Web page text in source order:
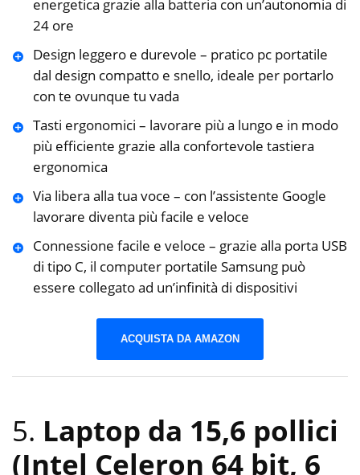
energetica grazie alla batteria con un’autonomia di
24 ore
Design leggero e durevole – pratico pc portatile
dal design compatto e snello, ideale per portarlo
con te ovunque tu vada
Tasti ergonomici – lavorare più a lungo e in modo
più efficiente grazie alla confortevole tastiera
ergonomica
Via libera alla tua voce – con l’assistente Google
lavorare diventa più facile e veloce
Connessione facile e veloce – grazie alla porta USB
di tipo C, il computer portatile Samsung può
essere collegato ad un’infinità di dispositivi
ACQUISTA DA AMAZON
5. Laptop da 15,6 pollici
(Intel Celeron 64 bit, 6